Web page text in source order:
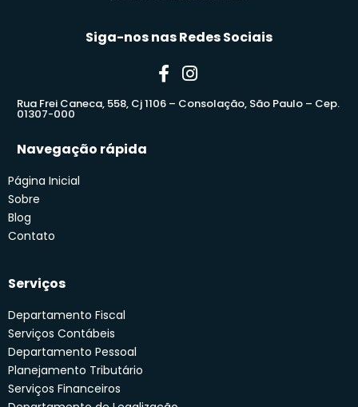
Siga-nos nas Redes Sociais
Rua Frei Caneca, 558, Cj 1106 – Consolação, São Paulo – Cep.
01307-000
Navegação rápida
Página Inicial
Sobre
Blog
Contato
Serviços
Departamento Fiscal
Serviços Contábeis
Departamento Pessoal
Planejamento Tributário
Serviços Financeiros